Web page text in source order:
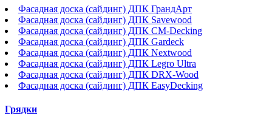
Фасадная доска (сайдинг) ДПК ГрандАрт
Фасадная доска (сайдинг) ДПК Savewood
Фасадная доска (сайдинг) ДПК CM-Decking
Фасадная доска (сайдинг) ДПК Gardeck
Фасадная доска (сайдинг) ДПК Nextwood
Фасадная доска (сайдинг) ДПК Legro Ultra
Фасадная доска (сайдинг) ДПК DRX-Wood
Фасадная доска (сайдинг) ДПК EasyDecking
Грядки